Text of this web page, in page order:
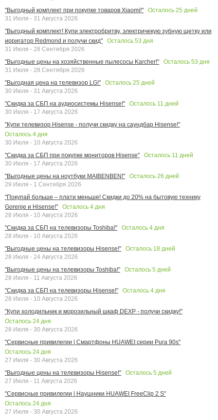
"Выгодный комплект при покупке товаров Xiaomi!"
Осталось 25 дней
31 Июля - 31 Августа 2026
"Выгодный комплект! Купи электробритву, электричекую зубную щетку или
ирригатор Redmond и получи скид"
Осталось 53 дня
31 Июля - 28 Сентября 2026
"Выгодные цены на хозяйственные пылесосы Karcher!"
Осталось 53 дня
31 Июля - 28 Сентября 2026
"Выгодная цена на телевизор LG!"
Осталось 25 дней
30 Июля - 31 Августа 2026
"Скидка за СБП на аудиосистемы Hisense!"
Осталось 11 дней
30 Июля - 17 Августа 2026
"Купи телевизор Hisense - получи скидку на саундбар Hisense!"
Осталось 4 дня
30 Июля - 10 Августа 2026
"Скидка за СБП при покупке мониторов Hisense"
Осталось 11 дней
30 Июля - 17 Августа 2026
"Выгодные цены на ноутбуки MAIBENBEN!"
Осталось 26 дней
29 Июля - 1 Сентября 2026
"Покупай больше – плати меньше! Скидки до 20% на бытовую технику
Gorenje и Hisense!"
Осталось 4 дня
28 Июля - 10 Августа 2026
"Скидка за СБП на телевизоры Toshiba!"
Осталось 4 дня
28 Июля - 10 Августа 2026
"Выгодные цены на телевизоры Hisense!"
Осталось 18 дней
28 Июля - 24 Августа 2026
"Выгодные цены на телевизоры Toshiba!"
Осталось 5 дней
28 Июля - 11 Августа 2026
"Скидка за СБП на телевизоры Hisense!"
Осталось 4 дня
28 Июля - 10 Августа 2026
"Купи холодильник и морозильный шкаф DEXP - получи скидку!"
Осталось 24 дня
28 Июля - 30 Августа 2026
"Сервисные привилегии | Смартфоны HUAWEI серии Pura 90s"
Осталось 24 дня
27 Июля - 30 Августа 2026
"Выгодные цены на телевизоры Hisense!"
Осталось 5 дней
27 Июля - 11 Августа 2026
"Сервисные привилегии | Наушники HUAWEI FreeClip 2 S"
Осталось 24 дня
27 Июля - 30 Августа 2026